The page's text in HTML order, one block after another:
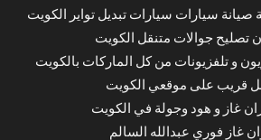
سيارات سيارات تبديل تواير الكويت
تصليح جوالات متنقل الكويت
و تلفزيونات من كل الماركات بالكويت
قريب على موقعي الكويت
غاز و هود وجولة في الكويت
غاز فوري عبدالله السالم